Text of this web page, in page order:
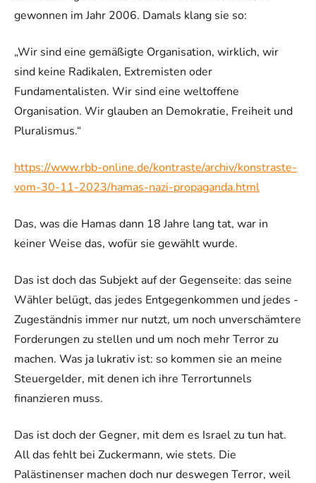
gewonnen im Jahr 2006. Damals klang sie so:
„Wir sind eine gemäßigte Organisation, wirklich, wir
sind keine Radikalen, Extremisten oder
Fundamentalisten. Wir sind eine weltoffene
Organisation. Wir glauben an Demokratie, Freiheit und
Pluralismus.“
https://www.rbb-online.de/kontraste/archiv/konstraste-
vom-30-11-2023/hamas-nazi-propaganda.html
Das, was die Hamas dann 18 Jahre lang tat, war in
keiner Weise das, wofür sie gewählt wurde.
Das ist doch das Subjekt auf der Gegenseite: das seine
Wähler belügt, das jedes Entgegenkommen und jedes -
Zugeständnis immer nur nutzt, um noch unverschämtere
Forderungen zu stellen und um noch mehr Terror zu
machen. Was ja lukrativ ist: so kommen sie an meine
Steuergelder, mit denen ich ihre Terrortunnels
finanzieren muss.
Das ist doch der Gegner, mit dem es Israel zu tun hat.
All das fehlt bei Zuckermann, wie stets. Die
Palästinenser machen doch nur deswegen Terror, weil